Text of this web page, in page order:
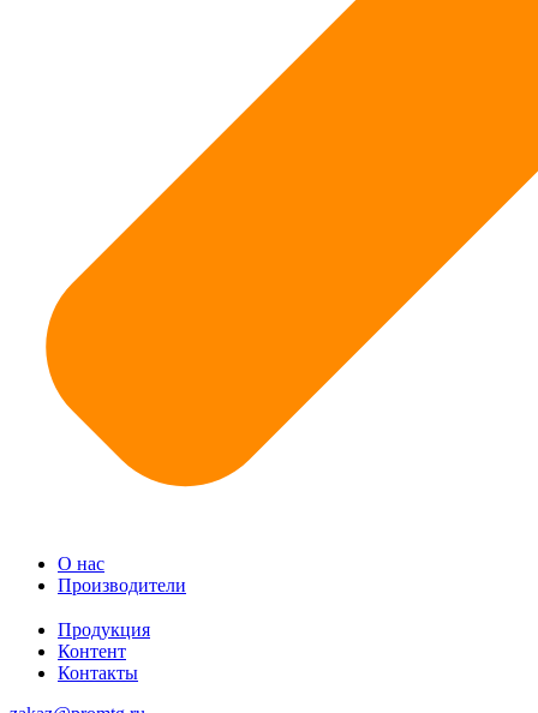
О нас
Производители
Продукция
Контент
Контакты